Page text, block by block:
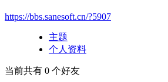
https://bbs.sanesoft.cn/?5907
主题
个人资料
当前共有 0 个好友